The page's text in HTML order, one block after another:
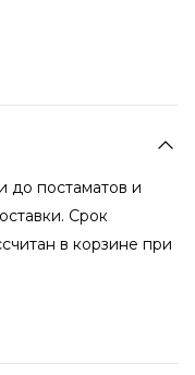
до постаматов и
Срок
в корзине при